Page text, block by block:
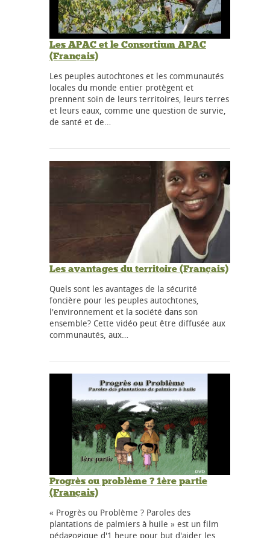
Les APAC et le Consortium APAC
(Français)
Les peuples autochtones et les communautés
locales du monde entier protègent et
prennent soin de leurs territoires, leurs terres
et leurs eaux, comme une question de survie,
de santé et de…
Les avantages du territoire (Français)
Quels sont les avantages de la sécurité
foncière pour les peuples autochtones,
l'environnement et la société dans son
ensemble? Cette vidéo peut être diffusée aux
communautés, aux…
Progrès ou problème ? 1ère partie
(Français)
« Progrès ou Problème ? Paroles des
plantations de palmiers à huile » est un film
pédagogique d'1 heure pour but d'aider les